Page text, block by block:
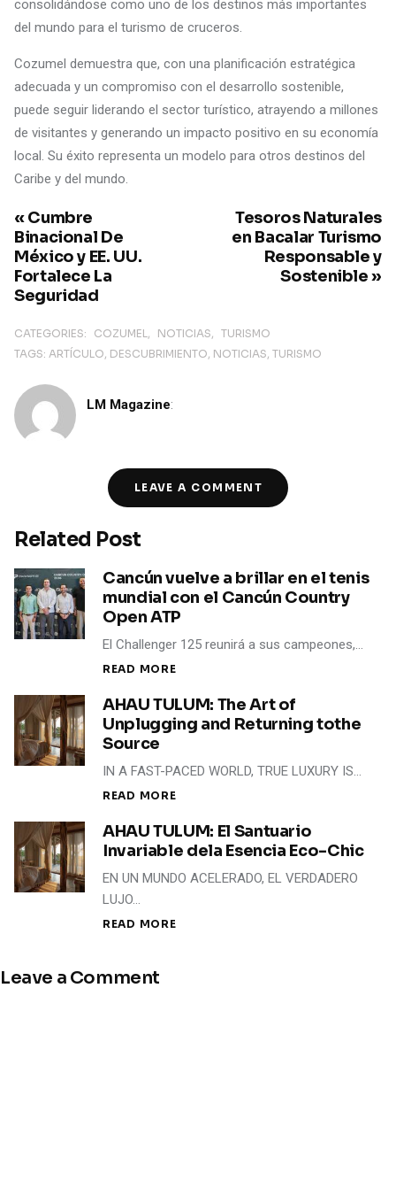
consolidándose como uno de los destinos más importantes
del mundo para el turismo de cruceros.​
Cozumel demuestra que, con una planificación estratégica
adecuada y un compromiso con el desarrollo sostenible,
puede seguir liderando el sector turístico, atrayendo a millones
de visitantes y generando un impacto positivo en su economía
local. Su éxito representa un modelo para otros destinos del
Caribe y del mundo.
Tesoros Naturales
en Bacalar Turismo
Responsable y
Sostenible »
« Cumbre
Binacional De
México y EE. UU.
Fortalece La
Seguridad
CATEGORIES: COZUMEL NOTICIAS
TURISMO
TAGS: ARTÍCULO DESCUBRIMIENTO NOTICIAS TURISMO
LM Magazine:
LEAVE A COMMENT
Related Post
Cancún vuelve a brillar en el tenis
mundial con el Cancún Country
Open ATP
El Challenger 125 reunirá a sus campeones,…
READ MORE
AHAU TULUM: The Art of
Unplugging and Returning tothe
Source
IN A FAST-PACED WORLD, TRUE LUXURY IS…
READ MORE
AHAU TULUM: El Santuario
Invariable dela Esencia Eco-Chic
EN UN MUNDO ACELERADO, EL VERDADERO
LUJO…
READ MORE
Leave a Comment